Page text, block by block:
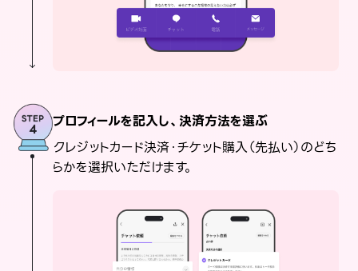
プロフィールを記入し、決済方法を選ぶ
クレジットカード決済・チケット購入（先払い）のどち
らかを選択いただけます。